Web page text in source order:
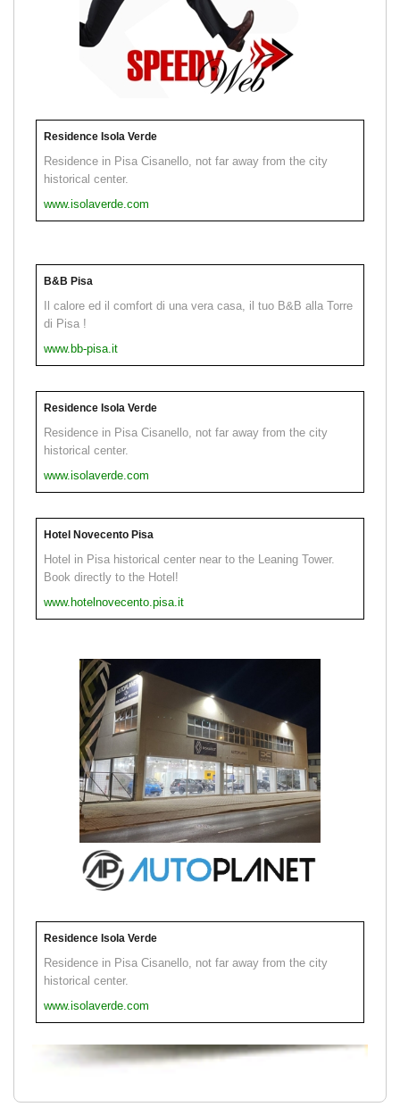
Residence Isola Verde
Residence in Pisa Cisanello, not far away from the city
historical center.
www.isolaverde.com
B&B Pisa
Il calore ed il comfort di una vera casa, il tuo B&B alla Torre
di Pisa !
www.bb-pisa.it
Residence Isola Verde
Residence in Pisa Cisanello, not far away from the city
historical center.
www.isolaverde.com
Hotel Novecento Pisa
Hotel in Pisa historical center near to the Leaning Tower.
Book directly to the Hotel!
www.hotelnovecento.pisa.it
Residence Isola Verde
Residence in Pisa Cisanello, not far away from the city
historical center.
www.isolaverde.com